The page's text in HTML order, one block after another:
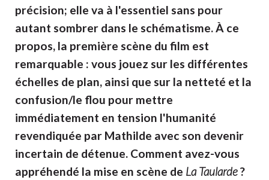
précision; elle va à l'essentiel sans pour
autant sombrer dans le schématisme. À ce
propos, la première scène du film est
remarquable : vous jouez sur les différentes
échelles de plan, ainsi que sur la netteté et la
confusion/le flou pour mettre
immédiatement en tension l'humanité
revendiquée par Mathilde avec son devenir
incertain de détenue. Comment avez-vous
appréhendé la mise en scène de La Taularde?